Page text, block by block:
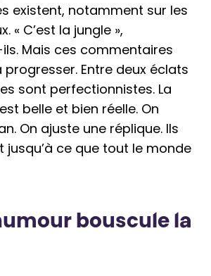
existent, notamment sur les
« C’est la jungle »,
Mais ces commentaires
Entre deux éclats
sont perfectionnistes. La
belle et bien réelle. On
On ajuste une réplique. Ils
ce que tout le monde
bouscule la